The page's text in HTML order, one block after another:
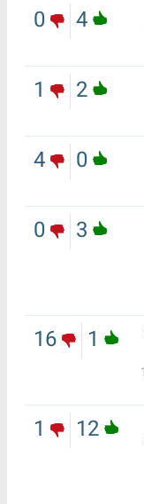
4
0
2
1
0
4
3
0
1
16
12
1